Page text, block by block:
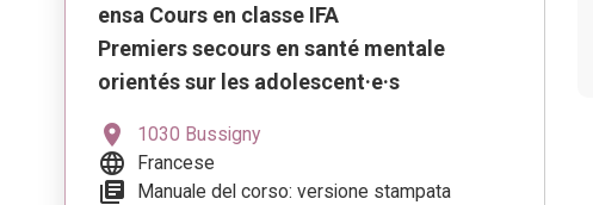
ensa Cours en classe IFA
Premiers secours en santé mentale
orientés sur les adolescent·e·s
location_on 1030 Bussigny
language Francese
library_books Manuale del corso: versione stampata